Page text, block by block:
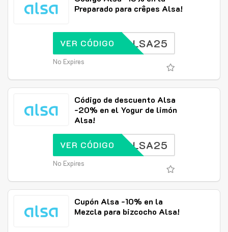
Preparado para crêpes Alsa!
ALSA25
VER CÓDIGO
No Expires
Código de descuento Alsa
-20% en el Yogur de limón
Alsa!
ALSA25
VER CÓDIGO
No Expires
Cupón Alsa -10% en la
Mezcla para bizcocho Alsa!